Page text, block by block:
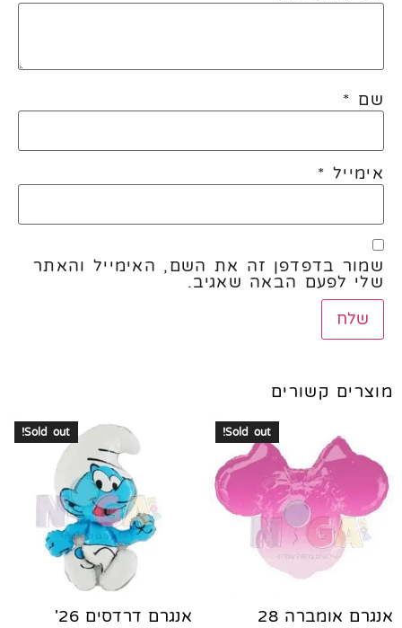
שם *
אימייל *
שמור בדפדפן זה את השם, האימייל והאתר
שלי לפעם הבאה שאגיב.
מוצרים קשורים
Sold out!
אנגרם אומברה 28
Sold out!
אנגרם דרדסים 26'